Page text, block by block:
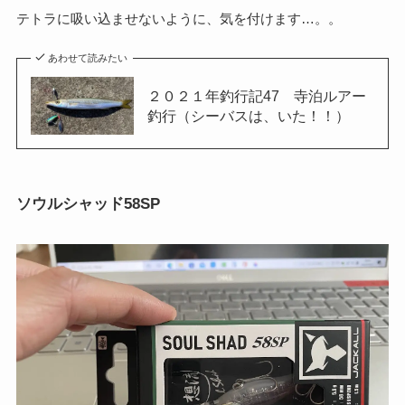
テトラに吸い込ませないように、気を付けます…。。
あわせて読みたい
２０２１年釣行記47 寺泊ルアー
釣行（シーバスは、いた！！）
ソウルシャッド58SP